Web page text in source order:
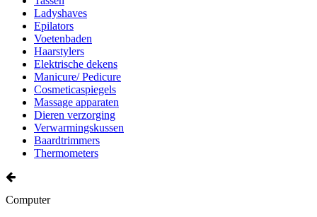
Ladyshaves
Epilators
Voetenbaden
Haarstylers
Elektrische dekens
Manicure/ Pedicure
Cosmeticaspiegels
Massage apparaten
Dieren verzorging
Verwarmingskussen
Baardtrimmers
Thermometers
Computer